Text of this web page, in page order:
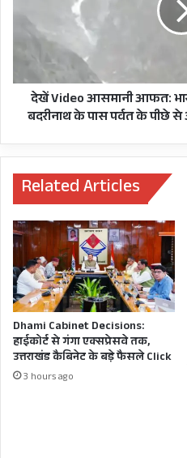
ने
निकाला
भारी
बारिश
एक
ग्लेशियर
बदरीनाथ
पास
पीछे
से
अलकनंदा
की
ओर
बहकर
आया
देखें Video आसमानी आफत:
बदरीनाथ के पास पर्वत के
Related Articles
Dhami Cabinet Decisions:
हाईकोर्ट से गंगा एक्सप्रेसवे तक,
उत्तराखंड कैबिनेट के बड़े फैसले Click
3 hours ago